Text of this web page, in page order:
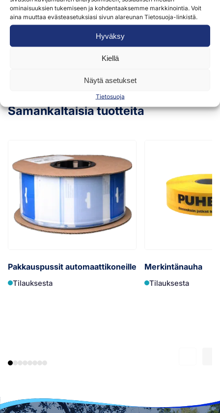
ominaisuuksien tukemiseen ja kohdentaaksemme markkinointia. Voit
aina muuttaa evästeasetuksiasi sivun alareunan Tietosuoja-linkistä.
Hyväksy
Kiellä
Näytä asetukset
Tietosuoja
Tuotearvioita ei vielä ole.
Vain kirjautuneet asiakkaat -jotka ovat ostaneet
tuotteen- voivat kirjoittaa tuotearvion.
Samankaltaisia tuotteita
Pakkauspussit automaattikoneille
Tilauksesta
Merkintänauha
Tilauksesta